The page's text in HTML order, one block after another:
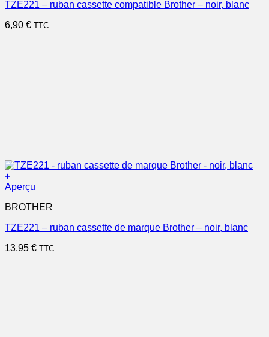
TZE221 – ruban cassette compatible Brother – noir, blanc
6,90 € TTC
+
Aperçu
BROTHER
TZE221 – ruban cassette de marque Brother – noir, blanc
13,95 € TTC